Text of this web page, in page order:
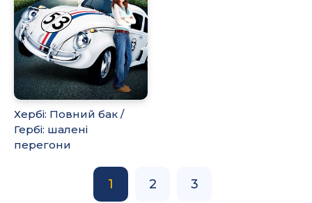
Хербі: Повний бак /
Гербі: шалені
перегони
1 2 3